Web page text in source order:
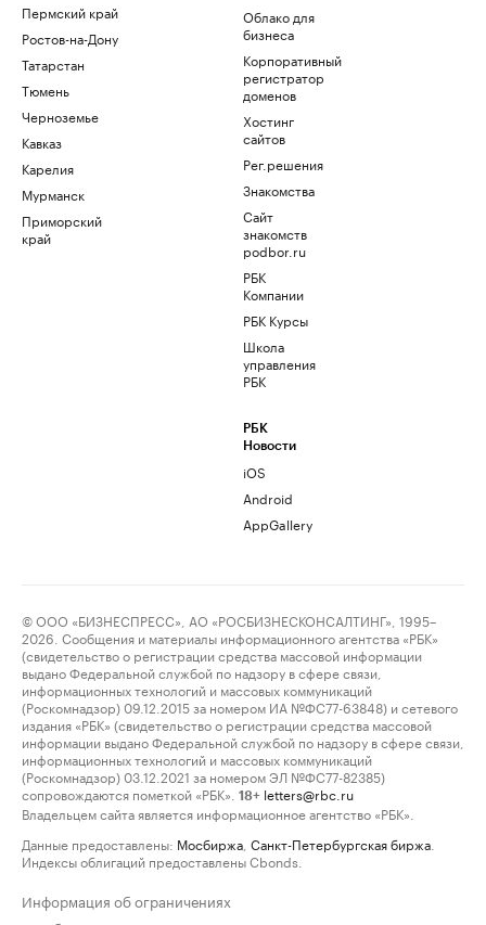
Пермский край
Ростов-на-Дону
Татарстан
Тюмень
Черноземье
Кавказ
Карелия
Мурманск
Приморский
край
Облако для
бизнеса
Корпоративный
регистратор
доменов
Хостинг
сайтов
Рег.решения
Знакомства
Сайт
знакомств
podbor.ru
РБК
Компании
РБК Курсы
Школа
управления
РБК
РБК
Новости
iOS
Android
AppGallery
© ООО «БИЗНЕСПРЕСС», АО «РОСБИЗНЕСКОНСАЛТИНГ», 1995–
2026. Сообщения и материалы информационного агентства «РБК»
(свидетельство о регистрации средства массовой информации
выдано Федеральной службой по надзору в сфере связи,
информационных технологий и массовых коммуникаций
(Роскомнадзор) 09.12.2015 за номером ИА №ФС77-63848) и сетевого
издания «РБК» (свидетельство о регистрации средства массовой
информации выдано Федеральной службой по надзору в сфере связи,
информационных технологий и массовых коммуникаций
(Роскомнадзор) 03.12.2021 за номером ЭЛ №ФС77-82385)
сопровождаются пометкой «РБК».
18+ letters@rbc.ru
Владельцем сайта является информационное агентство «РБК».
Данные предоставлены: Мосбиржа Санкт-Петербургская биржа
Индексы облигаций предоставлены Cbonds.
Информация об ограничениях